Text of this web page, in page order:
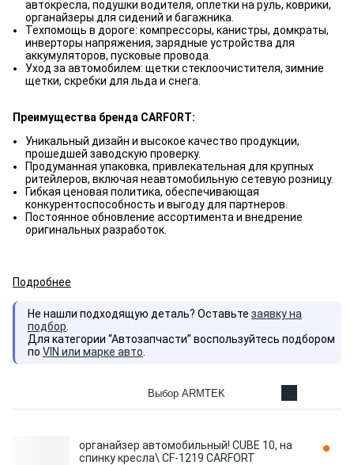
автокресла, подушки водителя, оплетки на руль, коврики,
органайзеры для сидений и багажника.
Техпомощь в дороге: компрессоры, канистры, домкраты,
инверторы напряжения, зарядные устройства для
аккумуляторов, пусковые провода.
Уход за автомобилем: щетки стеклоочистителя, зимние
щетки, скребки для льда и снега.
Преимущества бренда CARFORT:
Уникальный дизайн и высокое качество продукции,
прошедшей заводскую проверку.
Продуманная упаковка, привлекательная для крупных
ритейлеров, включая неавтомобильную сетевую розницу.
Гибкая ценовая политика, обеспечивающая
конкурентоспособность и выгоду для партнеров.
Постоянное обновление ассортимента и внедрение
оригинальных разработок.
Подробнее
Не нашли подходящую деталь? Оставьте заявку на
подбор
Для категории “Автозапчасти” воспользуйтесь подбором
по VIN или марке авто
Выбор ARMTEK
органайзер автомобильный! CUBE 10, на
спинку кресла\ CF-1219 CARFORT